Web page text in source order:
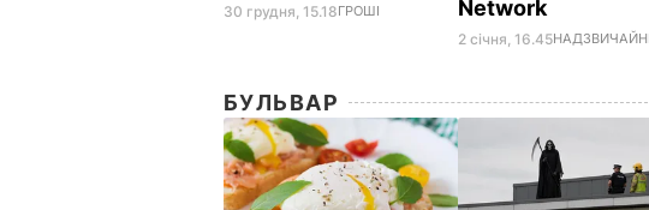
30 грудня, 15.18ГРОШІ
Network
2 січня, 16.45
БУЛЬВАР